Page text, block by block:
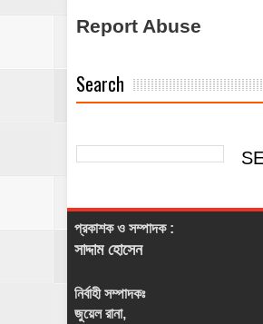
Report Abuse
Search
প্রকাশক ও সম্পাদক :
সাদ্দাম হোসেন
নির্বাহী সম্পাদকঃ
জুয়েল রানা,